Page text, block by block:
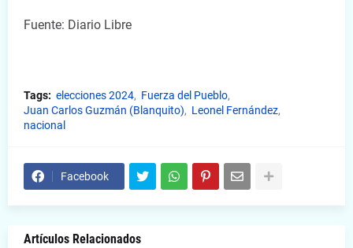
Fuente: Diario Libre
Tags: elecciones 2024
Fuerza del Pueblo
Juan Carlos Guzmán (Blanquito)
Leonel Fernández
nacional
Facebook
Artículos Relacionados